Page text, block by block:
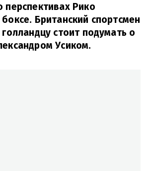
перспективах Рико
Британский спортсмен
стоит подумать о
Усиком.